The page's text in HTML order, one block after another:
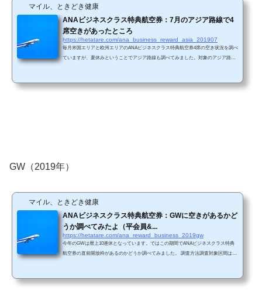
マイル、ときどき健康
ANAビジネスクラス特典航空券：7月のアジア路線で4
席空きがあったところ
https://hetatare.com/ana_business_reward_asia_201907
毎月米国エリアと欧州エリアのANAビジネスクラス特典航空券4席の空き状況を調べ
ていますが、夏休みということでアジア路線も調べてみました。対象のアジア路線
空席：7/18, 19, 20, 21, 22, 23, 24, 25, 26, 27, 28, 29, 30, 31, 8/1, 2帰り4席空席：7/21, 22,
GW（2019年）
マイル、ときどき健康
ANAビジネスクラス特典航空券：GWに空きがあるかど
うか調べてみたよ（平会員&...
https://hetatare.com/ana_reward_business_2019gw
今年のGWは暦上10連休となっています。ではこの期間でANAビジネスクラス特典
航空券の直前開放枠があるのかどうか調べてみました。 調査方法調査対象区間は、
ン、ウィーン、シドニーの14路線です。会員ステータスはANA平会員とプラチナ会